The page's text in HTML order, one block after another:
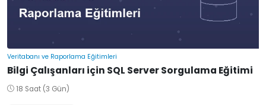
Veritabanı ve Raporlama Eğitimleri
Bilgi Çalışanları için SQL Server Sorgulama Eğitimi
18 Saat (3 Gün)